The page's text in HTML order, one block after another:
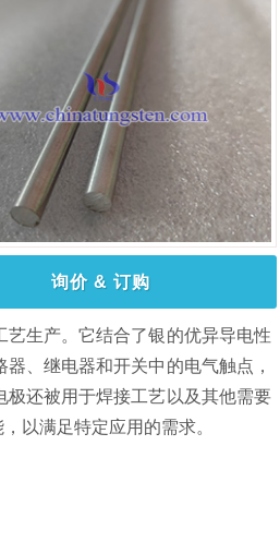
询价 & 订购
生产。它结合了银的优异导电性
、继电器和开关中的电气触点，
还被用于焊接工艺以及其他需要
以满足特定应用的需求。